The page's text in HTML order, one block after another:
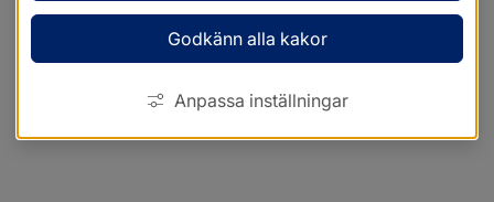
Godkänn alla kakor
Anpassa inställningar